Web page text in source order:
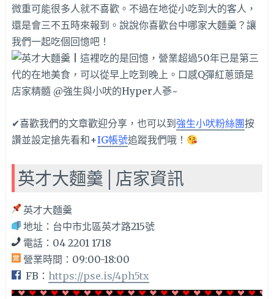
微重可能很多人就不喜歡。不過在地從小吃到大的客人，
還是會三不五時來報到。說說你喜歡台中哪家大麵羹？讓
我們一起吃個回憶吧！
✔喜歡我們的文章歡迎分享，也可以到強生小吠粉絲團按
讚並設定搶先看和+IG帳號追蹤我們哦！
英才大麵羹│店家資訊
英才大麵羹
地址：台中市北區英才路215號
電話：04 2201 1718
營業時間：09:00-18:00
FB： https://pse.is/4ph5tx